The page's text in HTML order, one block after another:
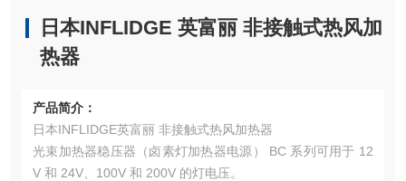
日本INFLIDGE 英富丽 非接触式热风加
热器
产品简介：
日本INFLIDGE英富丽 非接触式热风加热器
光束加热器稳压器（卤素灯加热器电源） BC 系列可用于 12
V 和 24V、100V 和 200V 的灯电压。